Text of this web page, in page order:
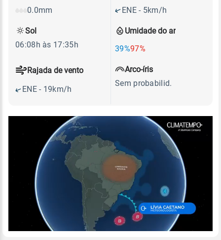
0.0mm
Umidade do ar
39%97%
ENE - 5km/h
Rajada de vento
ENE - 19km/h
Sol
06:08h às 17:35h
Arco-íris
Sem probabilid.